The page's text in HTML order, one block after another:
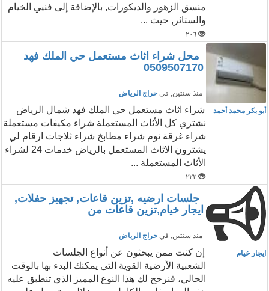
منسق الزهور والديكورات, بالإضافة إلى فنيي الخيام
والستائر, حيث ...
٢٠٦
محل شراء اثاث مستعمل حي الملك فهد
0509507170
منذ سنتين, في حراج الرياض
أبو بكر محمد أحمد
شراء اثاث مستعمل حي الملك فهد شمال الرياض
نشتري كل الأثاث المستعملة شراء مكيفات مستعملة
شراء غرقة نوم شراء مطابخ شراء ثلاجات ارقام لي
يشترون الاثاث المستعمل بالرياض خدمات 24 لشراء
الأثاث المستعملة ...
٢٢٢
جلسات ارضيه ,تزين قاعات, تجهيز حفلات,
ايجار خيام,تزين قاعات من
منذ سنتين, في حراج الرياض
ايجار خيام
إن كنت ممن يبحثون عن أنواع الجلسات
الشعبية الأرضية القوية التي يمكنك البدء بها بالوقت
الحالي، فنرجح لك هذا النوع المميز الذي تنطبق عليه